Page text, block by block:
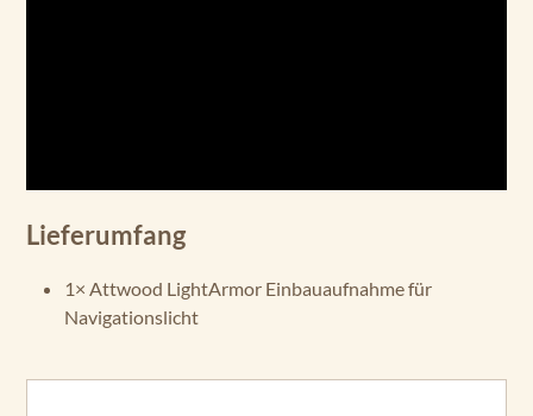
Lieferumfang
1× Attwood LightArmor Einbauaufnahme für
Navigationslicht